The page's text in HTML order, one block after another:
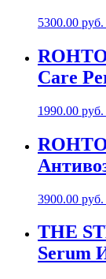
5300.00 руб.
Care
1990.00 руб.
3900.00 руб.
THE
Serum